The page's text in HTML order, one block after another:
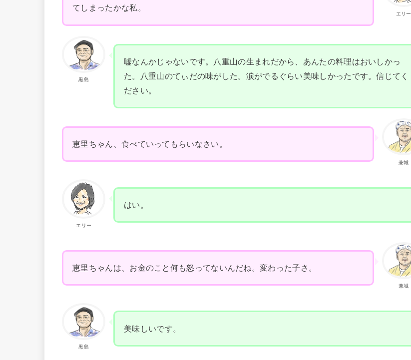
エリー
てしまったかな私。
黒島
嘘なんかじゃないです。八重山の生まれだから、あんたの料理はおいしかっ
た。八重山のてぃだの味がした。涙がでるぐらい美味しかったです。信じてく
ださい。
兼城
恵里ちゃん、食べていってもらいなさい。
エリー
はい。
兼城
恵里ちゃんは、お金のこと何も怒ってないんだね。変わった子さ。
黒島
美味しいです。